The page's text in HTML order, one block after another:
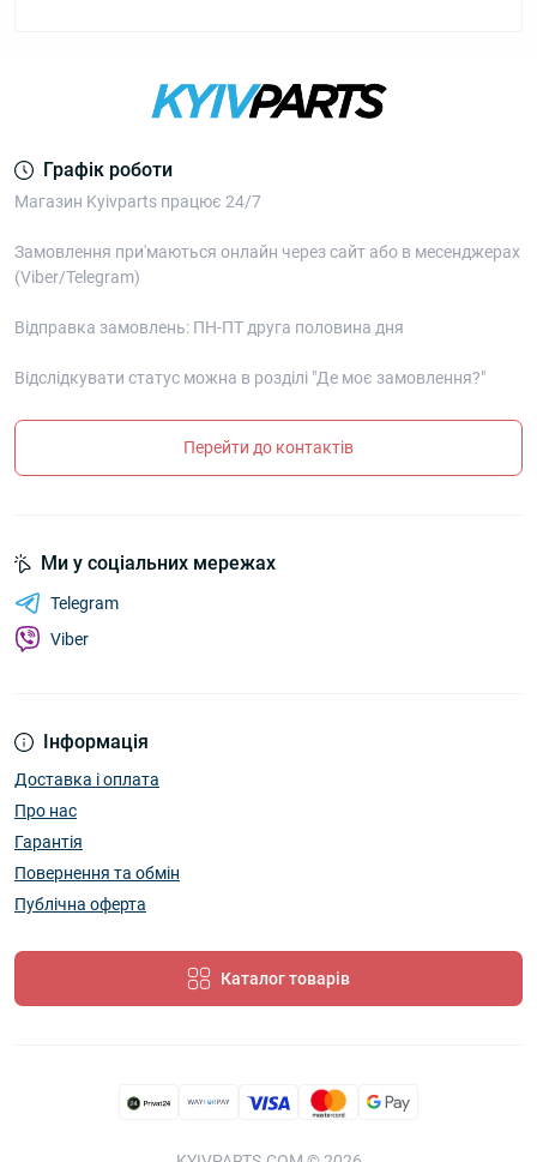
Графік роботи
Магазин Kyivparts працює 24/7
Замовлення при'маються онлайн через сайт або в месенджерах
(Viber/Telegram)
Відправка замовлень: ПН-ПТ друга половина дня
Відслідкувати статус можна в розділі "Де моє замовлення?"
Перейти до контактів
Інформація
Доставка і оплата
Про нас
Гарантія
Повернення та обмін
Публічна оферта
Каталог товарів
Ми у соціальних мережах
Telegram
Viber